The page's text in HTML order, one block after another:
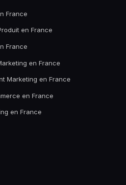
France
en France
France
en France
Marketing en France
en France
en France